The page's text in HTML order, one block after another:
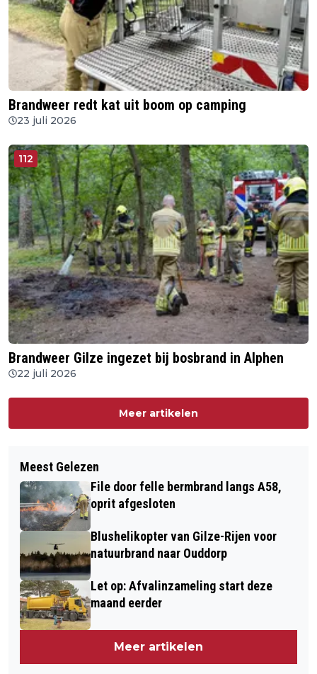
Brandweer redt kat uit boom op camping
23 juli 2026
112
Brandweer Gilze ingezet bij bosbrand in Alphen
22 juli 2026
Meer artikelen
Meest Gelezen
File door felle bermbrand langs A58,
oprit afgesloten
Blushelikopter van Gilze-Rijen voor
natuurbrand naar Ouddorp
Let op: Afvalinzameling start deze
maand eerder
Meer artikelen